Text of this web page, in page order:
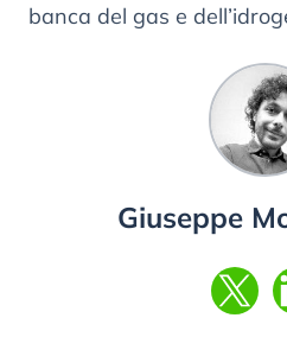
banca del gas e
Giuseppe